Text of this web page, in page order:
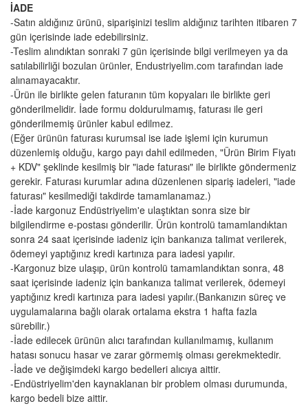
İADE
-Satın aldığınız ürünü, siparişinizi teslim aldığınız tarihten itibaren 7
gün içerisinde iade edebilirsiniz.
-Teslim alındıktan sonraki 7 gün içerisinde bilgi verilmeyen ya da
satılabilirliği bozulan ürünler, Endustriyelim.com tarafından iade
alınamayacaktır.
-Ürün ile birlikte gelen faturanın tüm kopyaları ile birlikte geri
gönderilmelidir. İade formu doldurulmamış, faturası ile geri
gönderilmemiş ürünler kabul edilmez.
(Eğer ürünün faturası kurumsal ise iade işlemi için kurumun
düzenlemiş olduğu, kargo payı dahil edilmeden, "Ürün Birim Fiyatı
+ KDV" şeklinde kesilmiş bir "iade faturası" ile birlikte göndermeniz
gerekir. Faturası kurumlar adına düzenlenen sipariş iadeleri, "iade
faturası" kesilmediği takdirde tamamlanamaz.)
-İade kargonuz Endüstriyelim'e ulaştıktan sonra size bir
bilgilendirme e-postası gönderilir. Ürün kontrolü tamamlandıktan
sonra 24 saat içerisinde iadeniz için bankanıza talimat verilerek,
ödemeyi yaptığınız kredi kartınıza para iadesi yapılır.
-Kargonuz bize ulaşıp, ürün kontrolü tamamlandıktan sonra, 48
saat içerisinde iadeniz için bankanıza talimat verilerek, ödemeyi
yaptığınız kredi kartınıza para iadesi yapılır.(Bankanızın süreç ve
uygulamalarına bağlı olarak ortalama ekstra 1 hafta fazla
sürebilir.)
-İade edilecek ürünün alıcı tarafından kullanılmamış, kullanım
hatası sonucu hasar ve zarar görmemiş olması gerekmektedir.
-İade ve değişimdeki kargo bedelleri alıcıya aittir.
-Endüstriyelim'den kaynaklanan bir problem olması durumunda,
kargo bedeli bize aittir.